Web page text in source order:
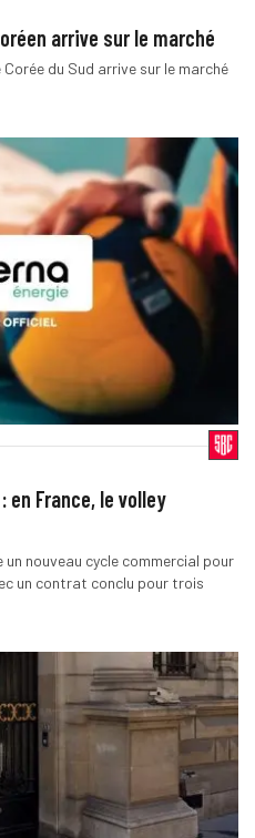
arrive sur le marché
du Sud arrive sur le marché
France, le volley
nouveau cycle commercial pour
un contrat conclu pour trois